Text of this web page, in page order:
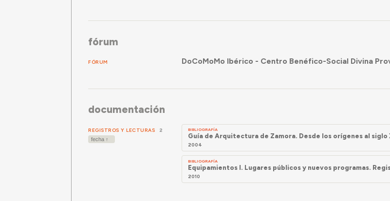
fórum
FÓRUM DoCoMoMo Ibérico - Centro Benéfico-Social Divina
documentación
REGISTROS Y LECTURAS 2 BIBLIOGRAFÍA
Guía de Arquitectura de Zamora. Desde los orígenes al siglo
2004
BIBLIOGRAFÍA
Equipamientos I. Lugares públicos y nuevos programas.
2010